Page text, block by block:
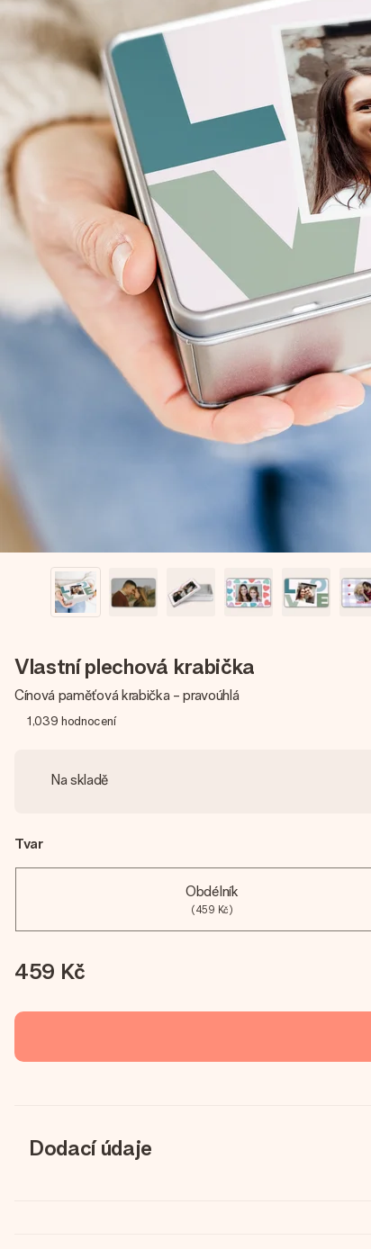
Vlastní plechová krabička
Cínová paměťová krabička - pravoúhlá
1,039 hodnocení
Na skladě
Tvar
Obdélník
(459 Kč)
459 Kč
Dodací údaje